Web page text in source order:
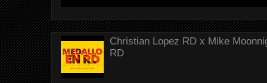
Christian Lopez RD x Mike
RD